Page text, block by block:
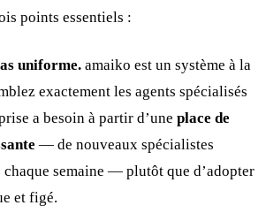
points essentiels :
uniforme. amaiko est un système à la
exactement les agents spécialisés
a besoin à partir d’une place de
— de nouveaux spécialistes
semaine — plutôt que d’adopter
et figé.